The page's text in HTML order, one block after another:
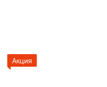
Акция